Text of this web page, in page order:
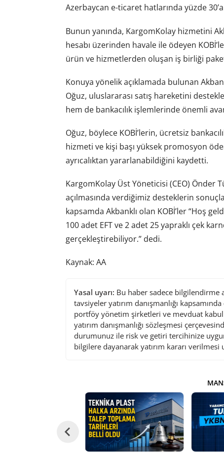
Azerbaycan e-ticaret hatlarında yüzde
Bunun yanında, KargomKolay hizmetini
hesabı üzerinden havale ile ödeyen
ürün ve hizmetlerden oluşan iş birliği
Konuya yönelik açıklamada bulunan
Oğuz, uluslararası satış hareketini
hem de bankacılık işlemlerinde önemli
Oğuz, böylece KOBİ’lerin, ücretsiz
hizmeti ve kişi başı yüksek promosyon
ayrıcalıktan yararlanabildiğini kaydetti.
KargomKolay Üst Yöneticisi (CEO) Önder
açılmasında verdiğimiz desteklerin
kapsamda Akbanklı olan KOBİ’ler “Hoş
100 adet EFT ve 2 adet 25 yapraklı çek
gerçekleştirebiliyor.” dedi.
Kaynak: AA
Yasal uyarı: Bu haber sadece bilgilendirme
tavsiyeler yatırım danışmanlığı
portföy yönetim şirketleri ve mevduat
yatırım danışmanlığı sözleşmesi
durumunuz ile risk ve getiri tercihinize
bilgilere dayanarak yatırım kararı